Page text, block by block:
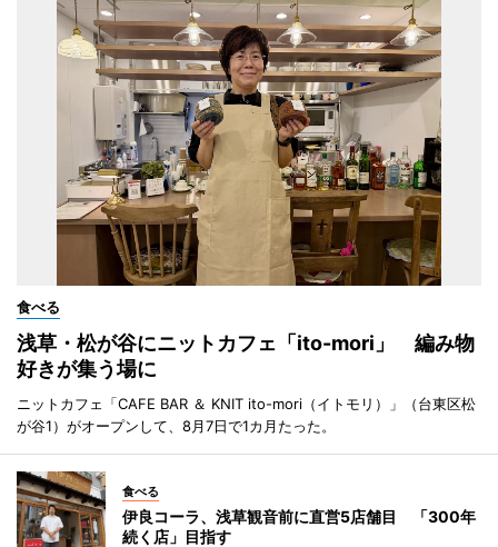
食べる
浅草・松が谷にニットカフェ「ito-mori」 編み物
好きが集う場に
ニットカフェ「CAFE BAR ＆ KNIT ito-mori（イトモリ）」（台東区松
が谷1）がオープンして、8月7日で1カ月たった。
食べる
伊良コーラ、浅草観音前に直営5店舗目 「300年
続く店」目指す